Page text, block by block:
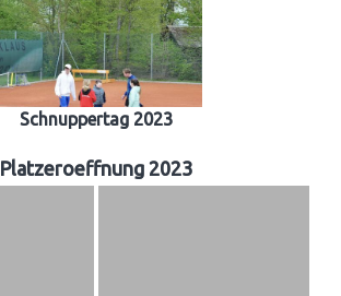
Schnuppertag 2023
Platzeroeffnung 2023